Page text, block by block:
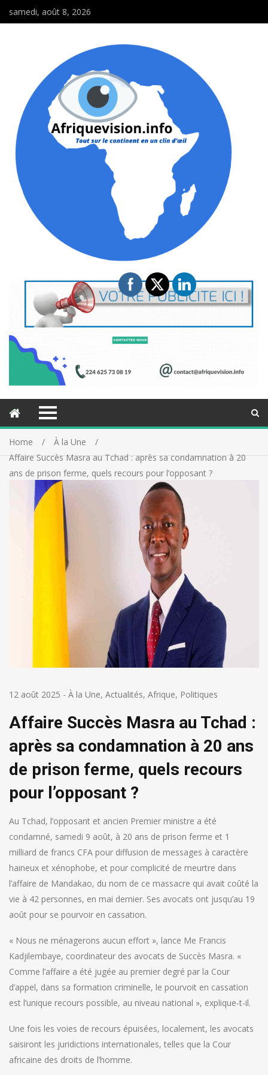
samedi, août 8, 2026
Home
À la Une
Affaire Succès Masra au Tchad : après sa condamnation à 20
ans de prison ferme, quels recours pour l’opposant ?
12 août 2025 - À la Une, Actualités, Afrique, Politiques
Affaire Succès Masra au Tchad :
après sa condamnation à 20 ans
de prison ferme, quels recours
pour l’opposant ?
Au Tchad, l’opposant et ancien Premier ministre a été
condamné, samedi 9 août, à 20 ans de prison ferme et 1
milliard de francs CFA pour diffusion de messages à caractère
haineux et xénophobe, et pour complicité de meurtre dans
l’affaire de Mandakao, du nom de ce massacre qui avait coûté la
vie à 42 personnes, en mai dernier. Ses avocats ont jusqu’au 19
août pour se pourvoir en cassation.
« Nous ne ménagerons aucun effort », lance Me Francis
Kadjilembaye, coordinateur des avocats de Succès Masra. «
Comme l’affaire a été jugée au premier degré par la Cour
d’appel, dans sa formation criminelle, le pourvoit en cassation
est l’unique recours possible, au niveau national », explique-t-il.
Une fois les voies de recours épuisées, localement, les avocats
saisiront les juridictions internationales, telles que la Cour
africaine des droits de l’homme.